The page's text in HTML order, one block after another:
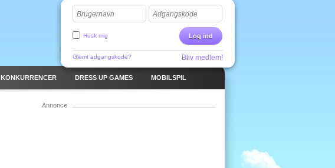
Brugernavn Adgangskode
Log ind
Husk mig
Glemt adgangskode? Bliv medlem!
KONKURRENCER DRESS UP GAMES MOBILSPIL
Annonce